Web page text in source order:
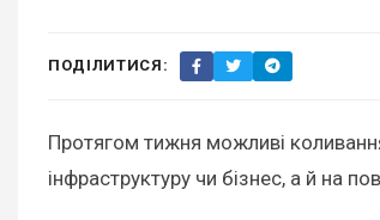
ПОДІЛИТИСЯ:
Протягом тижня можливі
інфраструктуру чи бізнес, а й на